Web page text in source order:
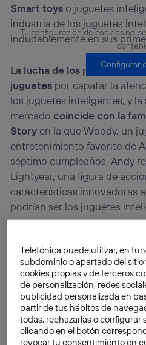
Smart toyso juguetes
industria de los juguetes
indudablemente en sus
La lucha de los
juguetes por capatar la
los juguetes inteligentes, y
mercadocoincide con la
Storyen la que Woody, un
entretenimiento favorito de
séptimo cumpleaños, Andy
Lightyear, una figura de
características innovadoras
podrían ser los juguetes
Tu configuración de cookies no
Configurar
Telefónica puede utilizar, en
subdominio o apartado del
cookies propias y de terceros
de personalización, redes
publicidad personalizada en
partir de tus hábitos de
todas, rechazarlas o
clicando en el botón
revocar tu consentimiento en